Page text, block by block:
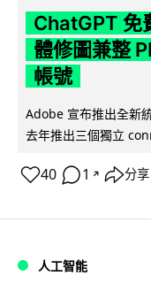
ChatGPT 免
體修圖兼整
帳號
Adobe 宣布推出全新
去年推出三個獨立
40 1 ↗ 分享
人工智能